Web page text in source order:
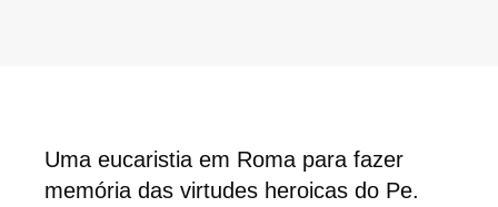
Uma eucaristia em Roma para fazer
memória das virtudes heroicas do Pe.